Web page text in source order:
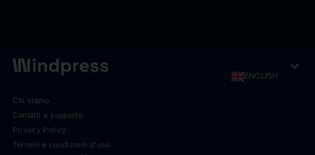
ENGLISH expand_more
Chi siamo
Contatti e supporto
Privacy Policy
Termini e condizioni d'uso